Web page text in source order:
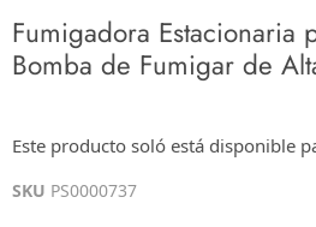
Fumigadora Estacionaria
Bomba de Fumigar de
$0.00
Este producto soló está disponible
SKU PS0000737